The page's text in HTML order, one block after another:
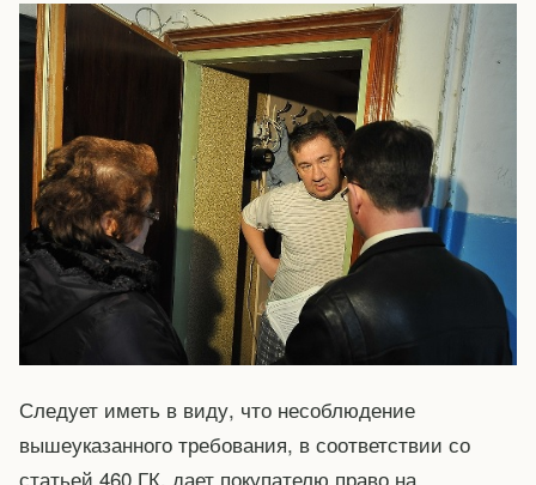
Следует иметь в виду, что несоблюдение
вышеуказанного требования, в соответствии со
статьей 460 ГК, дает покупателю право на